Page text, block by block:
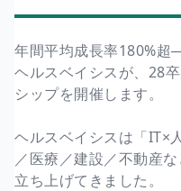
年間平均成長率180%超
ヘルスベイシスが、28
シップを開催します。
ヘルスベイシスは「IT×
／医療／建設／不動産
立ち上げてきました。